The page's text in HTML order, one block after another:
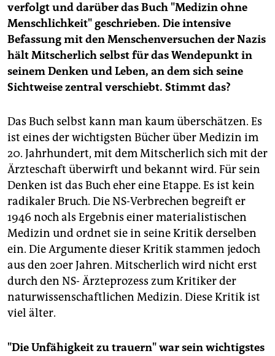
verfolgt und darüber das Buch "Medizin ohne
Menschlichkeit" geschrieben. Die intensive
Befassung mit den Menschenversuchen der Nazis
hält Mitscherlich selbst für das Wendepunkt in
seinem Denken und Leben, an dem sich seine
Sichtweise zentral verschiebt. Stimmt das?
Das Buch selbst kann man kaum überschätzen. Es
ist eines der wichtigsten Bücher über Medizin im
20. Jahrhundert, mit dem Mitscherlich sich mit der
Ärzteschaft überwirft und bekannt wird. Für sein
Denken ist das Buch eher eine Etappe. Es ist kein
radikaler Bruch. Die NS-Verbrechen begreift er
1946 noch als Ergebnis einer materialistischen
Medizin und ordnet sie in seine Kritik derselben
ein. Die Argumente dieser Kritik stammen jedoch
aus den 20er Jahren. Mitscherlich wird nicht erst
durch den NS- Ärzteprozess zum Kritiker der
naturwissenschaftlichen Medizin. Diese Kritik ist
viel älter.
"Die Unfähigkeit zu trauern" war sein wichtigstes